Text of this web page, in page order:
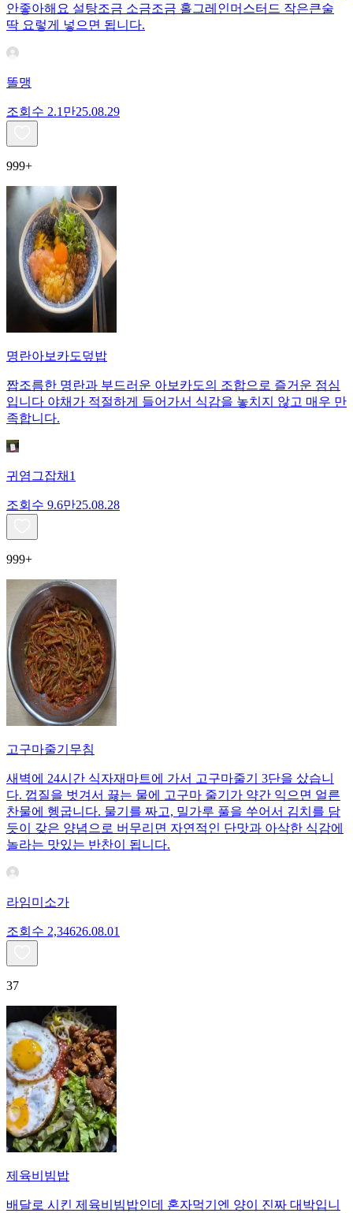
안좋아해요 설탕조금 소금조금 홀그레인머스터드 작은큰술
딱 요렇게 넣으면 됩니다.
똘맹
조회수 2.1만25.08.29
999+
명란아보카도덮밥
짭조름한 명란과 부드러운 아보카도의 조합으로 즐거운 점심
입니다 야채가 적절하게 들어가서 식감을 놓치지 않고 매우 만
족합니다.
귀염그잡채1
조회수 9.6만25.08.28
999+
고구마줄기무침
새벽에 24시간 식자재마트에 가서 고구마줄기 3단을 샀습니
다. 껍질을 벗겨서 끓는 물에 고구마 줄기가 약간 익으면 얼른
찬물에 헹굽니다. 물기를 짜고, 밀가루 풀을 쑤어서 김치를 담
듯이 갖은 양념으로 버무리면 자연적인 단맛과 아삭한 식감에
놀라는 맛있는 반찬이 됩니다.
라임미소가
조회수 2,34626.08.01
37
제육비빔밥
배달로 시킨 제육비빔밥인데 혼자먹기엔 양이 진짜 대박입니